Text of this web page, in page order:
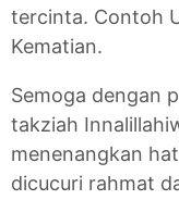
tercinta. Contoh
Kematian.
Semoga dengan
takziah
menenangkan
dicucuri rahmat